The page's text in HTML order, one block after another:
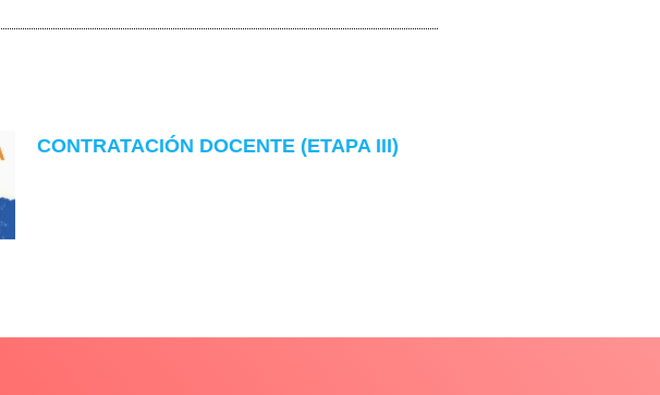
CONTRATACIÓN DOCENTE (ETAPA III)